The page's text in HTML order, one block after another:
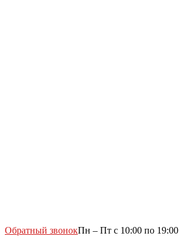
Обратный звонокПн – Пт с 10:00 по 19:00